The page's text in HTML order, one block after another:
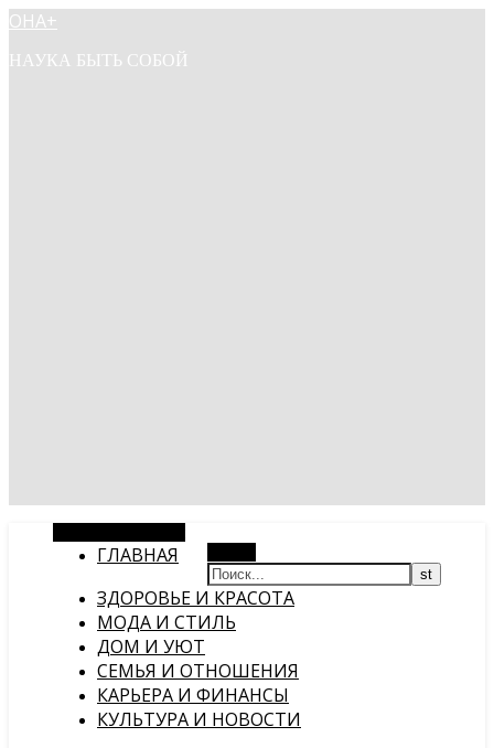
ОНА+
НАУКА БЫТЬ СОБОЙ
ГЛАВНАЯ
ЗДОРОВЬЕ И КРАСОТА
МОДА И СТИЛЬ
ДОМ И УЮТ
СЕМЬЯ И ОТНОШЕНИЯ
КАРЬЕРА И ФИНАНСЫ
КУЛЬТУРА И НОВОСТИ